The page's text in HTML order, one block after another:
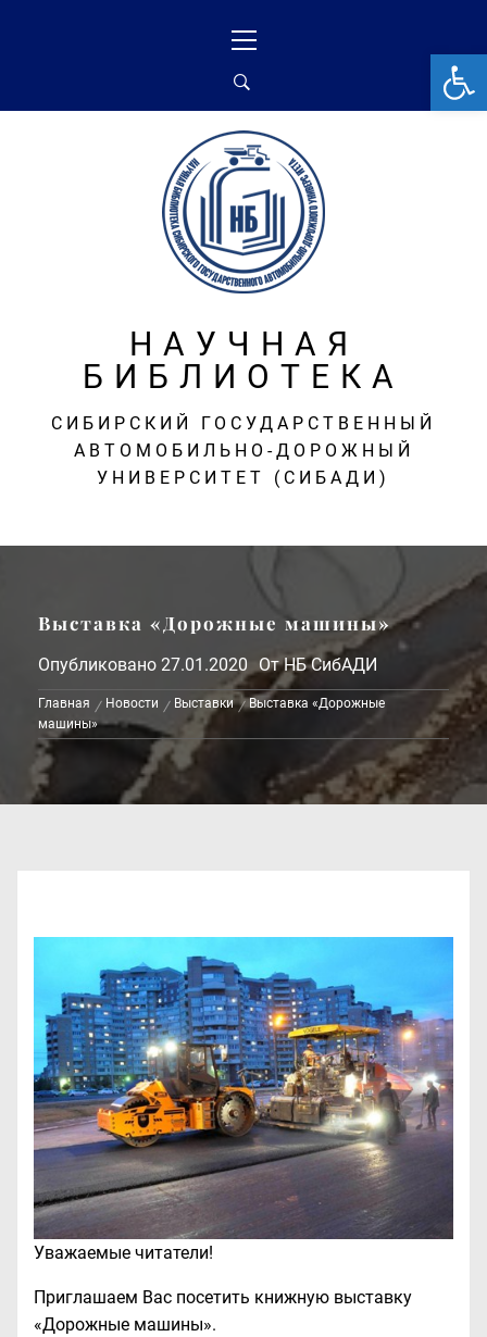
меню
НАУЧНАЯ
БИБЛИОТЕКА
СИБИРСКИЙ ГОСУДАРСТВЕННЫЙ
АВТОМОБИЛЬНО-ДОРОЖНЫЙ
УНИВЕРСИТЕТ (СИБАДИ)
Выставка «Дорожные машины»
Опубликовано 27.01.2020 ОтНБ СибАДИ
Главная Новости Выставки
Выставка «Дорожные
машины»
Уважаемые читатели!
Приглашаем Вас посетить книжную выставку
«Дорожные машины».